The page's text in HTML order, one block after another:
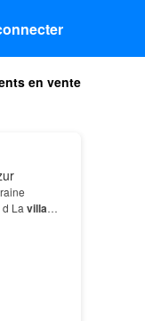
en vente
La villa